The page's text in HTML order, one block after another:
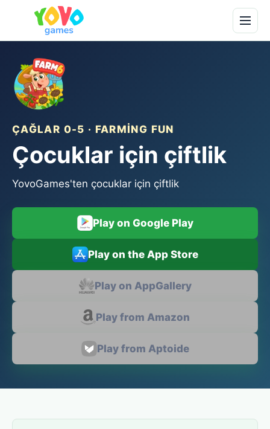
ÇAĞLAR 0-5 · FARMING FUN
Çocuklar için çiftlik
YovoGames'ten çocuklar için çiftlik
Play on Google Play
Play on the App Store
Play on AppGallery
Play from Amazon
Play from Aptoide